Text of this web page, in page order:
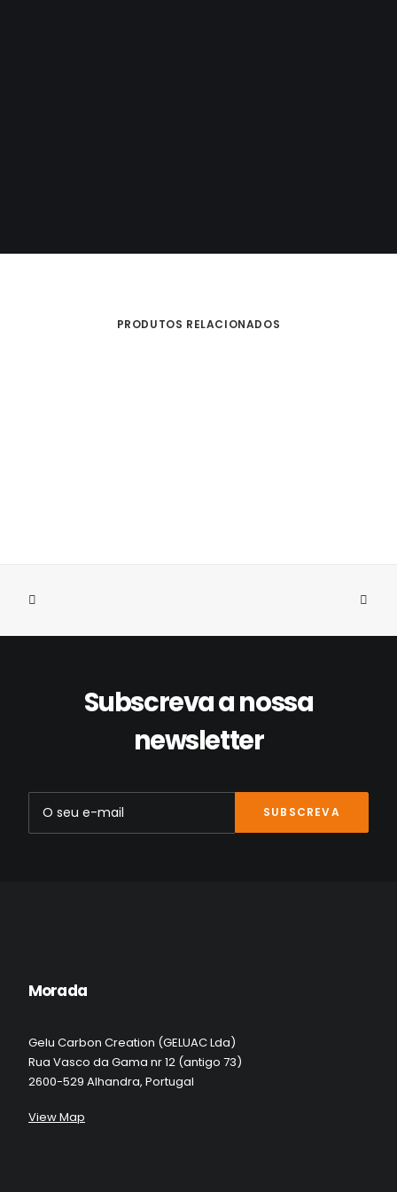
PRODUTOS RELACIONADOS
Subscreva a nossa
newsletter
Morada
Gelu Carbon Creation (GELUAC Lda)
Rua Vasco da Gama nr 12 (antigo 73)
2600-529 Alhandra, Portugal
View Map